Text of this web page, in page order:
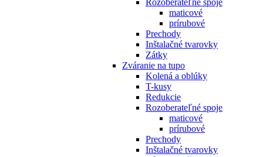
Rozoberateľné spoje
maticové
prírubové
Prechody
Inštalačné tvarovky
Zátky
Zváranie na tupo
Kolená a oblúky
T-kusy
Redukcie
Rozoberateľné spoje
maticové
prírubové
Prechody
Inštalačné tvarovky